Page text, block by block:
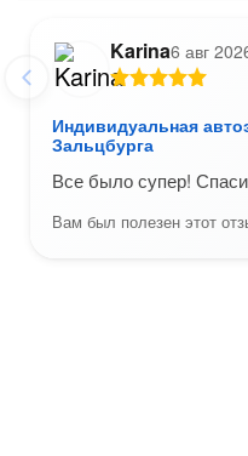
Karina6 авг
Индивидуальная
Зальцбурга
Все было супер!
Вам был полезен этот